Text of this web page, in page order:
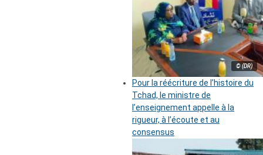
© (DR)
Pour la réécriture de l’histoire du
Tchad, le ministre de
l’enseignement appelle à la
rigueur, à l’écoute et au
consensus